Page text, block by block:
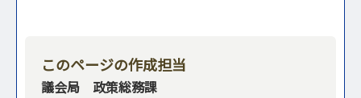
このページの作成担当
議会局 政策総務課